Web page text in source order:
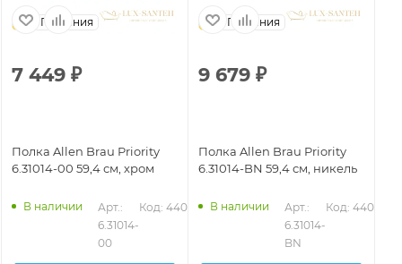
Германия
7 449 ₽
Полка Allen Brau Priority
6.31014-00 59,4 см, хром
В наличии
Арт.:
6.31014-
00
Код: 44074
Германия
9 679 ₽
Полка Allen Brau Priority
6.31014-BN 59,4 см, никель
В наличии
Арт.:
6.31014-
BN
Код: 44076